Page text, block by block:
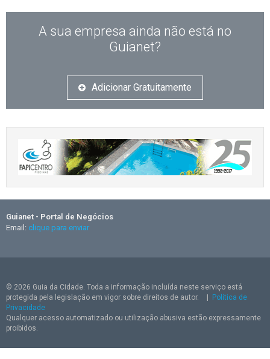
A sua empresa ainda não está no
Guianet?
Adicionar Gratuitamente
Guianet - Portal de Negócios
Email: clique para enviar
© 2026 Guia da Cidade. Toda a informação incluída neste serviço está
protegida pela legislação em vigor sobre direitos de autor.
Política de
Privacidade
Qualquer acesso automatizado ou utilização abusiva estão expressamente
proibidos.